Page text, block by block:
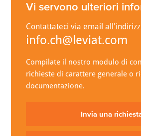
Vi servono ulteriori
Contattateci via email
info.ch@leviat.com
Compilate il nostro modulo di
richieste di carattere generale o
documentazione.
Invia una